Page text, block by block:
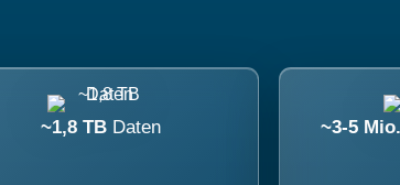
~1,8 TB Daten ~3-5